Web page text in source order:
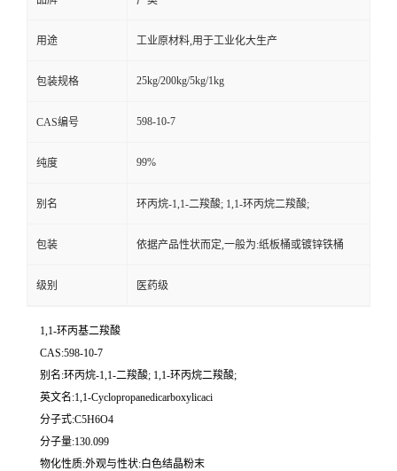
用途 工业原材料,用于工业化大生产
包装规格 25kg/200kg/5kg/1kg
CAS编号 598-10-7
纯度 99%
别名 环丙烷-1,1-二羧酸; 1,1-环丙烷二羧酸;
包装 依据产品性状而定,一般为:纸板桶或镀锌铁桶
级别 医药级
1,1-环丙基二羧酸
CAS:598-10-7
别名:环丙烷-1,1-二羧酸; 1,1-环丙烷二羧酸;
英文名:1,1-Cyclopropanedicarboxylicaci
分子式:C5H6O4
分子量:130.099
物化性质:外观与性状:白色结晶粉末